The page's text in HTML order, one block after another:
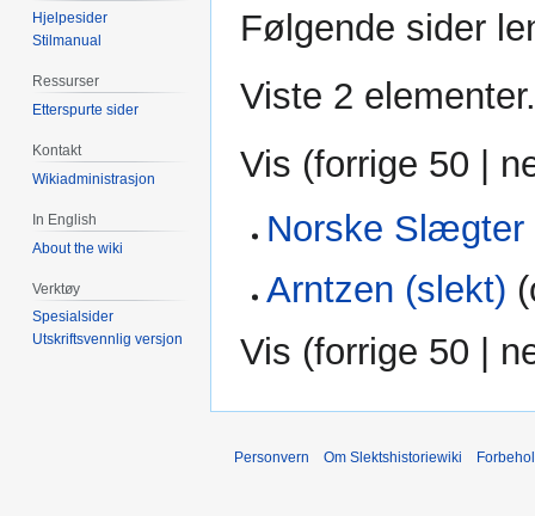
Følgende sider
Viste 2 elementer.
Vis (forrige 50 |
Norske Slægter
Arntzen (slekt)
Vis (forrige 50 |
Hjelpesider
Stilmanual
Ressurser
Etterspurte sider
Kontakt
Wikiadministrasjon
In English
About the wiki
Verktøy
Spesialsider
Utskriftsvennlig versjon
Personvern Om Slektshistoriewiki